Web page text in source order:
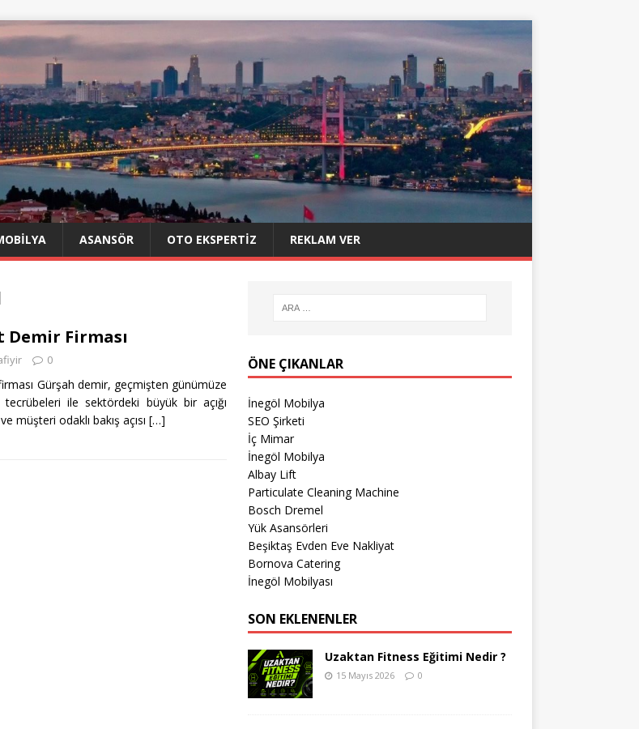
ASANSÖR OTO EKSPERTIZ REKLAM VER
Firması
0
Gürşah demir, geçmişten günümüze
ile sektördeki büyük bir açığı
müşteri odaklı bakış açısı […]
ÖNE ÇIKANLAR
İnegöl Mobilya
SEO Şirketi
İç Mimar
İnegöl Mobilya
Albay Lift
Particulate Cleaning Machine
Bosch Dremel
Yük Asansörleri
Beşiktaş Evden Eve Nakliyat
Bornova Catering
İnegöl Mobilyası
SON EKLENENLER
Uzaktan Fitness Eğitimi Nedir ?
15 Mayıs 2026 0